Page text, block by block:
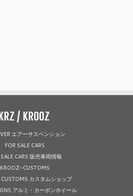
KRZ / KROOZ
エアーサスペンション
FOR SALE CARS
CARS 販売車両情報
KROOZ-CUSTOMS
カスタムショップ
アルミ・カーボンホイール